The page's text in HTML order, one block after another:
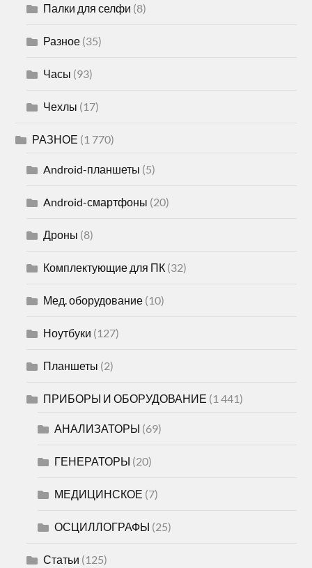
Палки для селфи (8)
Разное (35)
Часы (93)
Чехлы (17)
РАЗНОЕ (1 770)
Android-планшеты (5)
Android-смартфоны (20)
Дроны (8)
Комплектующие для ПК (32)
Мед. оборудование (10)
Ноутбуки (127)
Планшеты (2)
ПРИБОРЫ И ОБОРУДОВАНИЕ (1 441)
АНАЛИЗАТОРЫ (69)
ГЕНЕРАТОРЫ (20)
МЕДИЦИНСКОЕ (7)
ОСЦИЛЛОГРАФЫ (25)
Статьи (125)